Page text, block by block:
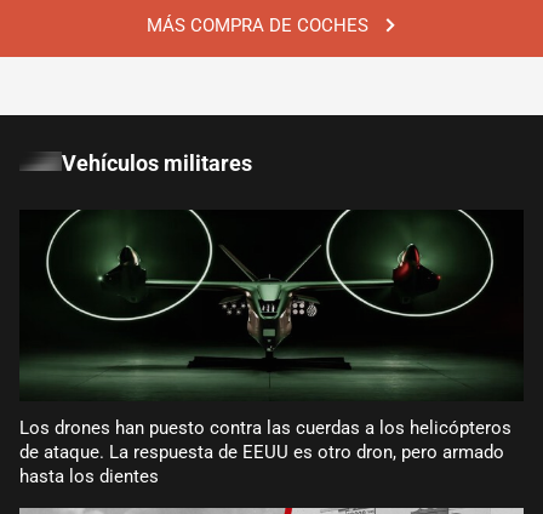
MÁS COMPRA DE COCHES
Vehículos militares
Los drones han puesto contra las cuerdas a los helicópteros
de ataque. La respuesta de EEUU es otro dron, pero armado
hasta los dientes